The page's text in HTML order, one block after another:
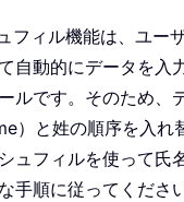
フィル機能は、ユー
自動的にデータを入
ルです。そのため、
）と姓の順序を入れ
ュフィルを使って氏
手順に従ってくださ